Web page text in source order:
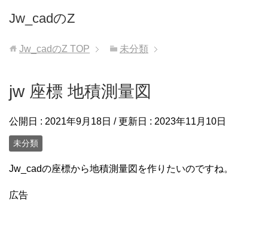
Jw_cadのZ
Jw_cadのZ TOP 未分類
jw 座標 地積測量図
公開日 : 2021年9月18日 / 更新日 : 2023年11月10日
未分類
Jw_cadの座標から地積測量図を作りたいのですね。
広告